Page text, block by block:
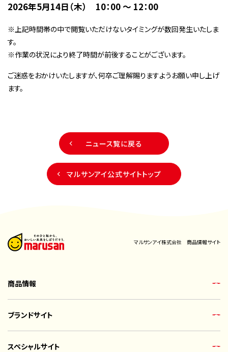
2026年5月14日（木） 10：00 ～ 12：00
※上記時間帯の中で閲覧いただけないタイミングが数回発生いたしま
す。
※作業の状況により終了時間が前後することがございます。
ご迷惑をおかけいたしますが、何卒ご理解賜りますようお願い申し上げ
ます。
ニュース覧に戻る
マルサンアイ公式サイトトップ
マルサンアイ株式会社 商品情報サイト
商品情報
ブランドサイト
スペシャルサイト